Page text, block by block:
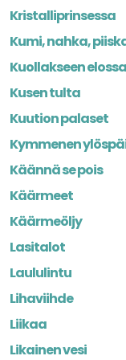
Kristalliprinsessa
Kumi, nahka,
Kuollakseen elossa
Kusen tulta
Kuution palaset
Kymmenen
Käännä se pois
Käärmeet
Käärmeöljy
Lasitalot
Laululintu
Lihaviihde
Liikaa
Likainen vesi